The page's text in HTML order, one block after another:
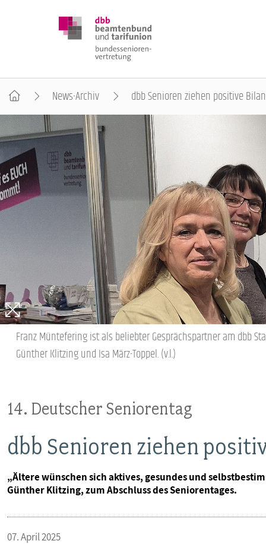
DBB SENIOREN
POSITIONEN
VERANSTALTUNGEN
PUBLIKATIONEN
News-Archiv dbb Senioren ziehen positive
Franz Müntefering ist als beliebter Gesprächspartner am dbb
Günther Klitzing und Isa März-Toppel. (v.l.)
14. Deutscher Seniorentag
dbb Senioren ziehen
„Ältere wünschen sich aktives, gesundes und
Günther Klitzing, zum Abschluss des Seniorentages.
07. April 2025